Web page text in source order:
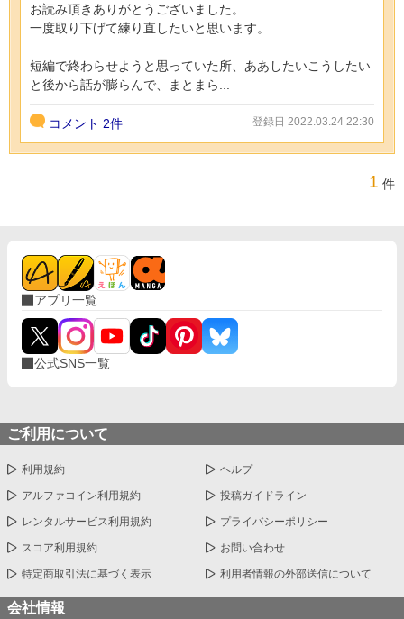
お読み頂きありがとうございました。
一度取り下げて練り直したいと思います。
短編で終わらせようと思っていた所、ああしたいこうしたい
と後から話が膨らんで、まとまら...
コメント 2件 登録日 2022.03.24 22:30
1 件
アプリ一覧
公式SNS一覧
ご利用について
利用規約 ヘルプ
アルファコイン利用規約 投稿ガイドライン
レンタルサービス利用規約 プライバシーポリシー
スコア利用規約 お問い合わせ
特定商取引法に基づく表示 利用者情報の外部送信について
会社情報